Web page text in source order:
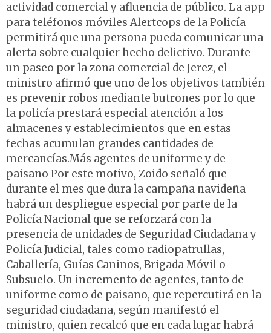
actividad comercial y afluencia de público. La app
para teléfonos móviles Alertcops de la Policía
permitirá que una persona pueda comunicar una
alerta sobre cualquier hecho delictivo. Durante
un paseo por la zona comercial de Jerez, el
ministro afirmó que uno de los objetivos también
es prevenir robos mediante butrones por lo que
la policía prestará especial atención a los
almacenes y establecimientos que en estas
fechas acumulan grandes cantidades de
mercancías.Más agentes de uniforme y de
paisano Por este motivo, Zoido señaló que
durante el mes que dura la campaña navideña
habrá un despliegue especial por parte de la
Policía Nacional que se reforzará con la
presencia de unidades de Seguridad Ciudadana y
Policía Judicial, tales como radiopatrullas,
Caballería, Guías Caninos, Brigada Móvil o
Subsuelo. Un incremento de agentes, tanto de
uniforme como de paisano, que repercutirá en la
seguridad ciudadana, según manifestó el
ministro, quien recalcó que en cada lugar habrá